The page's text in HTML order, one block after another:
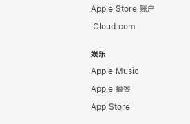
Apple Store 账户
iCloud.com
娱乐
Apple Music
Apple 播客
App Store